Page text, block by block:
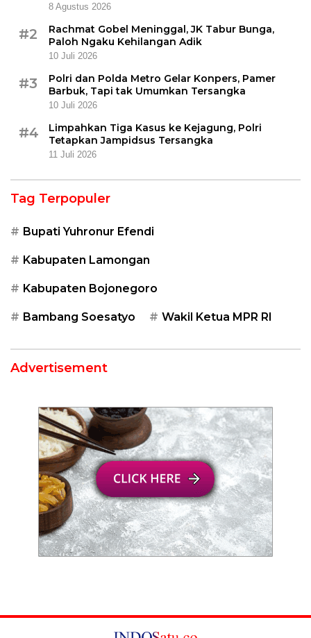
8 Agustus 2026
#2
Rachmat Gobel Meninggal, JK Tabur Bunga,
Paloh Ngaku Kehilangan Adik
10 Juli 2026
#3
Polri dan Polda Metro Gelar Konpers, Pamer
Barbuk, Tapi tak Umumkan Tersangka
10 Juli 2026
#4
Limpahkan Tiga Kasus ke Kejagung, Polri
Tetapkan Jampidsus Tersangka
11 Juli 2026
Tag Terpopuler
Bupati Yuhronur Efendi
Kabupaten Lamongan
Kabupaten Bojonegoro
Bambang Soesatyo Wakil Ketua MPR RI
Advertisement